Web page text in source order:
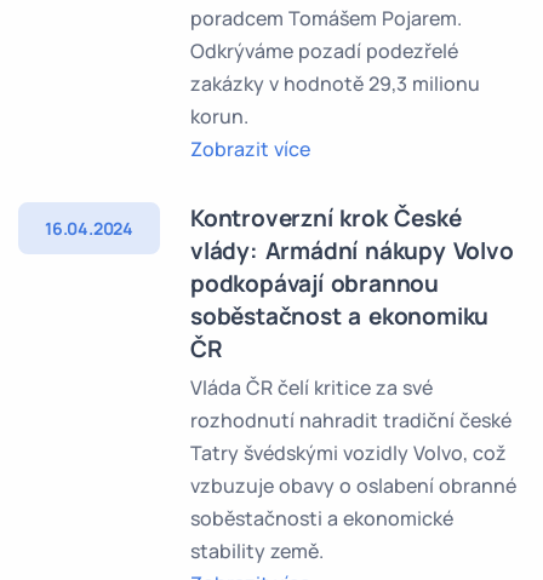
poradcem Tomášem Pojarem.
Odkrýváme pozadí podezřelé
zakázky v hodnotě 29,3 milionu
korun.
Zobrazit více
16.04.2024
Kontroverzní krok České
vlády: Armádní nákupy Volvo
podkopávají obrannou
soběstačnost a ekonomiku
ČR
Vláda ČR čelí kritice za své
rozhodnutí nahradit tradiční české
Tatry švédskými vozidly Volvo, což
vzbuzuje obavy o oslabení obranné
soběstačnosti a ekonomické
stability země.